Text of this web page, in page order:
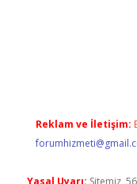
Reklam ve İletişim:
Yasal Uyarı: Sitemiz,